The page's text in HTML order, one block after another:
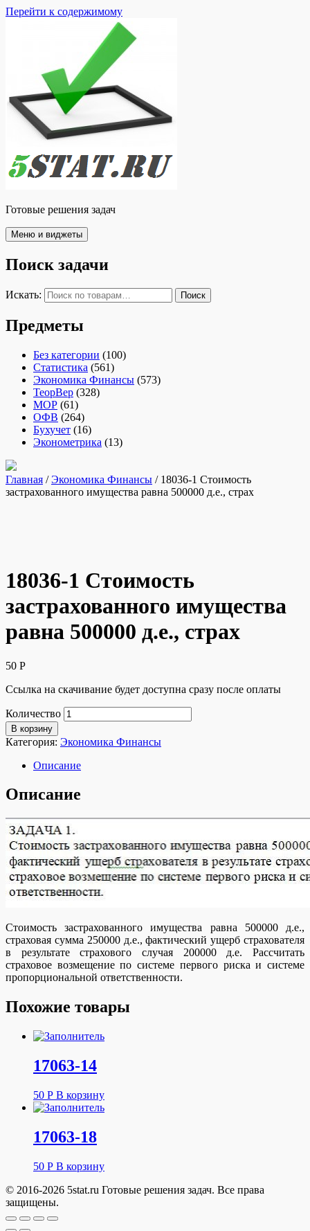
Перейти к содержимому
Готовые решения задач
Меню и виджеты
Поиск задачи
Искать: Поиск
Предметы
Без категории (100)
Статистика (561)
Экономика Финансы (573)
ТеорВер (328)
МОР (61)
ОФВ (264)
Бухучет (16)
Эконометрика (13)
Главная /Экономика Финансы / 18036-1 Стоимость
застрахованного имущества равна 500000 д.е., страх
18036-1 Стоимость
застрахованного имущества
равна 500000 д.е., страх
50 Р
Ссылка на скачивание будет доступна сразу после оплаты
Количество
В корзину
Категория: Экономика Финансы
Описание
Описание
Стоимость застрахованного имущества равна 500000 д.е.,
страховая сумма 250000 д.е., фактический ущерб страхователя
в результате страхового случая 200000 д.е. Рассчитать
страховое возмещение по системе первого риска и системе
пропорциональной ответственности.
Похожие товары
17063-14
50 Р В корзину
17063-18
50 Р В корзину
© 2016-2026 5stat.ru Готовые решения задач. Все права
защищены.